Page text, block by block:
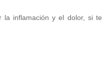
la inflamación y el dolor, si te